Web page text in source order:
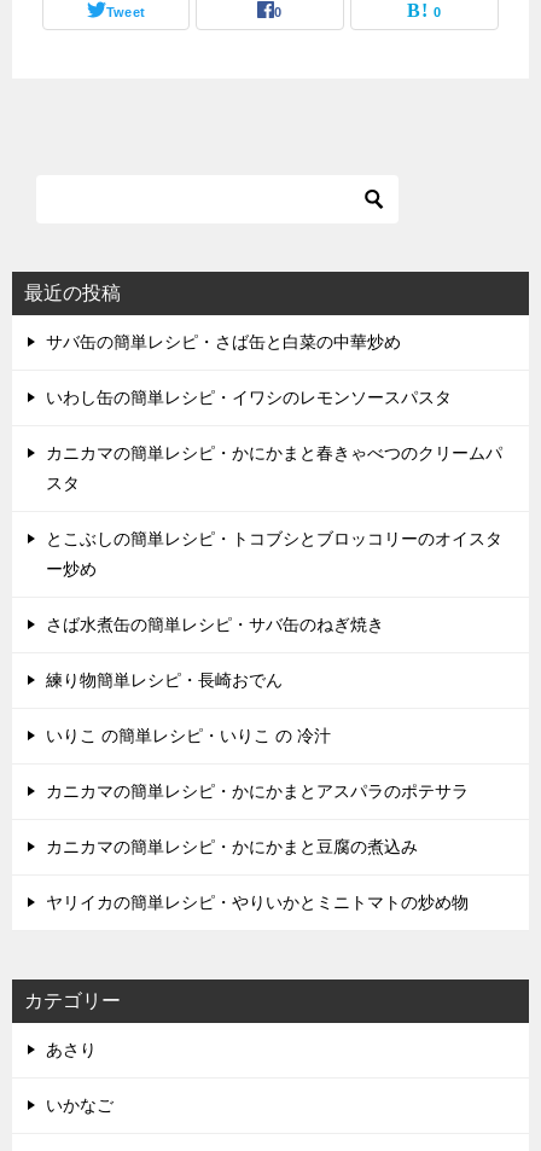
Tweet 0 0
最近の投稿
サバ缶の簡単レシピ・さば缶と白菜の中華炒め
いわし缶の簡単レシピ・イワシのレモンソースパスタ
カニカマの簡単レシピ・かにかまと春きゃべつのクリームパ
スタ
とこぶしの簡単レシピ・トコブシとブロッコリーのオイスタ
ー炒め
さば水煮缶の簡単レシピ・サバ缶のねぎ焼き
練り物簡単レシピ・長崎おでん
いりこ の簡単レシピ・いりこ の 冷汁
カニカマの簡単レシピ・かにかまとアスパラのポテサラ
カニカマの簡単レシピ・かにかまと豆腐の煮込み
ヤリイカの簡単レシピ・やりいかとミニトマトの炒め物
カテゴリー
あさり
いかなご